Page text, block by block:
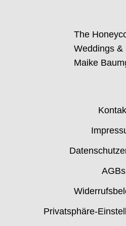
The
Weddings &
Maike
AGBs
Privatsphäre-